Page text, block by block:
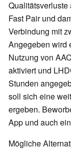
Qualitätsverluste
Fast Pair und
Verbindung mit
Angegeben wird
Nutzung von
aktiviert und
Stunden
soll sich eine
ergeben.
App und auch
Mögliche